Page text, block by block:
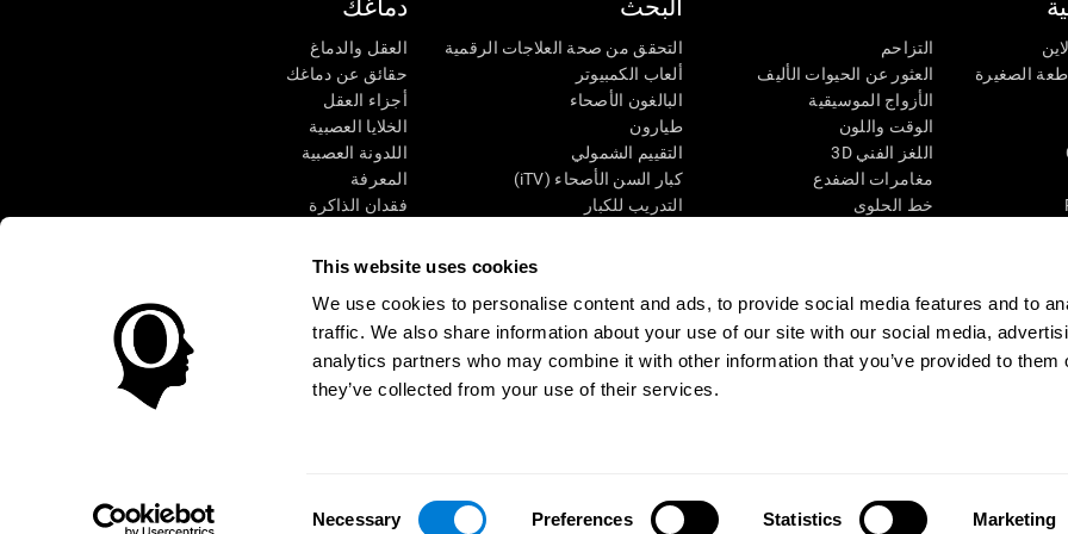
This website uses cookies
We use cookies to personalise content and ads, to provide social media features and to
traffic. We also share information about your use of our site with our social media,
analytics partners who may combine it with other information that you’ve provided to them
they’ve collected from your use of their services.
Necessary Preferences Statistics Marketing
دماغك
العقل والدماغ
حقائق عن دماغك
أجزاء العقل
الخلايا العصبية
اللدونة العصبية
المعرفة
فقدان الذاكرة
وظائف ذهنية
الإدراك الحسى
الانتباه
البحث
التحقق من صحة العلاجات الرقمية
ألعاب الكمبيوتر
البالغون الأصحاء
طيارون
التقييم الشمولي
كبار السن الأصحاء (iTV)
التدريب للكبار
الصغيرة
التزاحم
العثور عن الحيوات الأليف
الأزواج الموسيقية
الوقت واللون
اللغز الفني 3D
مغامرات الضفدع
خط الحلوى
اللعبة العقلية: تفجير البالونات
ألعاب الذكاء
ألعاب اون لاين من آجل الذاكرة
CogniFit Inc © 2026